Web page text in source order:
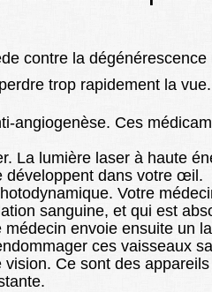
contre la
trop rapidement la
angiogenèse. Ces
La lumière laser à haute
développent dans votre œil.
Votre
sanguine, et qui est
médecin envoie ensuite un
ces vaisseaux
vision. Ce sont des